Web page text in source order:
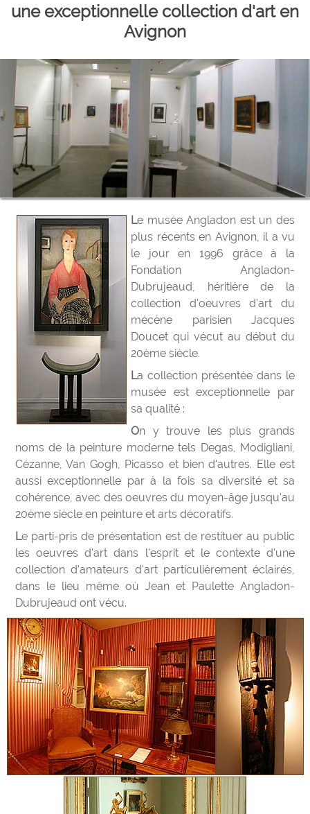
une exceptionnelle collection d'art en
Avignon
Le musée Angladon est un des
plus récents en Avignon, il a vu
le jour en 1996 grâce à la
Fondation Angladon-
Dubrujeaud, héritière de la
collection d'oeuvres d'art du
mécène parisien Jacques
Doucet qui vécut au début du
20ème siècle.
La collection présentée dans le
musée est exceptionnelle par
sa qualité :
On y trouve les plus grands
noms de la peinture moderne tels Degas, Modigliani,
Cézanne, Van Gogh, Picasso et bien d'autres. Elle est
aussi exceptionnelle par à la fois sa diversité et sa
cohérence, avec des oeuvres du moyen-âge jusqu'au
20ème siècle en peinture et arts décoratifs.
Le parti-pris de présentation est de restituer au public
les oeuvres d'art dans l'esprit et le contexte d'une
collection d'amateurs d'art particulièrement éclairés,
dans le lieu même où Jean et Paulette Angladon-
Dubrujeaud ont vécu.